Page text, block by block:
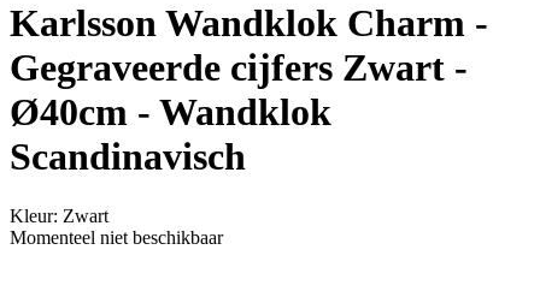
Karlsson Wandklok Charm -
Gegraveerde cijfers Zwart -
Ø40cm - Wandklok
Scandinavisch
Kleur: Zwart
Momenteel niet beschikbaar